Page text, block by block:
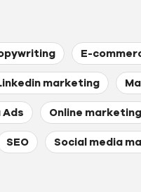
E-
marketing
Online marketing
SEO Social media